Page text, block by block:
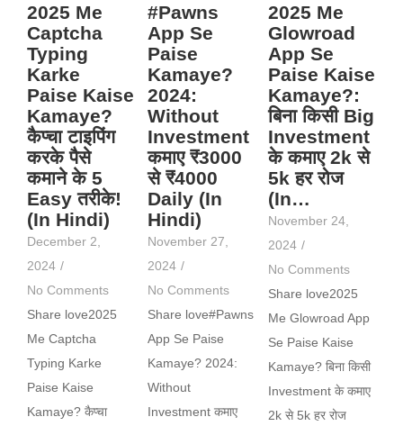
2025 Me
Captcha
Typing
Karke
Paise Kaise
Kamaye?
कैप्चा टाइपिंग
करके पैसे
कमाने के 5
Easy तरीके!
(In Hindi)
December 2,
2024 /
No Comments
Share love2025
Me Captcha
Typing Karke
Paise Kaise
Kamaye? कैप्चा
#Pawns
App Se
Paise
Kamaye?
2024:
Without
Investment
कमाए ₹3000
से ₹4000
Daily (In
Hindi)
November 27,
2024 /
No Comments
Share love#Pawns
App Se Paise
Kamaye? 2024:
Without
Investment कमाए
2025 Me
Glowroad
App Se
Paise Kaise
Kamaye?:
बिना किसी Big
Investment
के कमाए 2k से
5k हर रोज
(In…
November 24,
2024 /
No Comments
Share love2025
Me Glowroad App
Se Paise Kaise
Kamaye? बिना किसी
Investment के कमाए
2k से 5k हर रोज